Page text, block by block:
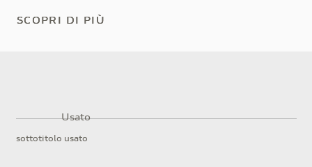
Usato
sottotitolo usato
SCOPRI DI PIÙ
SCOPRI DI PIÙ
SCOPRI DI PIÙ